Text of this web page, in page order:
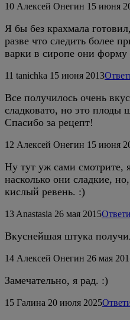
10 Алексей Онегин 15 июня
Я бы без крахмала
разве что следить более
варки в сиропе они форму
11 tanichka 15 июня 2013
Все получилось очень
сладковато, но это плоды
Спасибо за рецепт!
12 Алексей Онегин 15 июня
Ну тут уж сами смотрите,
насколько они сладкие,
кислый ревень. :)
13 Anastasia 26 мая 2015
Вкуснейшая штука
14 Алексей Онегин 26 мая
Замечательно, я рад. :)
15 Галина 20 июля 2025